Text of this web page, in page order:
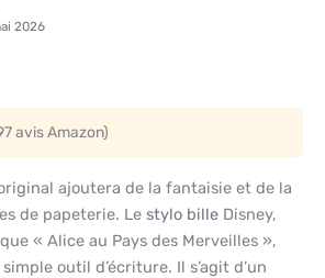
2026
avis Amazon)
ajoutera de la fantaisie et de la
de papeterie. Le stylo bille Disney,
« Alice au Pays des Merveilles »,
outil d’écriture. Il s’agit d’un